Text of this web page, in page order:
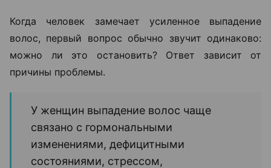
Когда человек замечает усиленное выпадение
волос, первый вопрос обычно звучит одинаково:
можно ли это остановить? Ответ зависит от
причины проблемы.
У женщин выпадение волос чаще
связано с гормональными
изменениями, дефицитными
состояниями, стрессом,